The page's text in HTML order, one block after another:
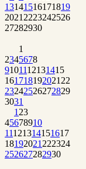
13141516171819
2021 2223242526
27282930
1
2345678
9101112131415
161718192021 22
23242526272829
3031
1 23
45678910
11121314151617
18192021 222324
252627282930